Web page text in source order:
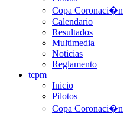
Copa Coronaci�n
Calendario
Resultados
Multimedia
Noticias
Reglamento
tcpm
Inicio
Pilotos
Copa Coronaci�n